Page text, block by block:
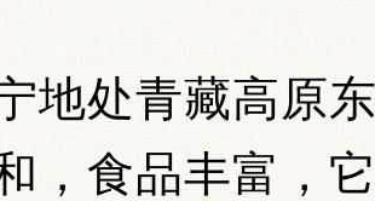
地处青藏高原
，食品丰富，